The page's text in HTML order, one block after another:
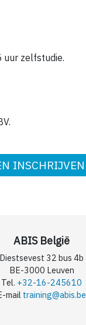
uur zelfstudie.
INSCHRIJVEN
ABIS België
Diestsevest 32 bus 4b
BE-3000 Leuven
Tel. +32-16-245610
mail training@abis.be